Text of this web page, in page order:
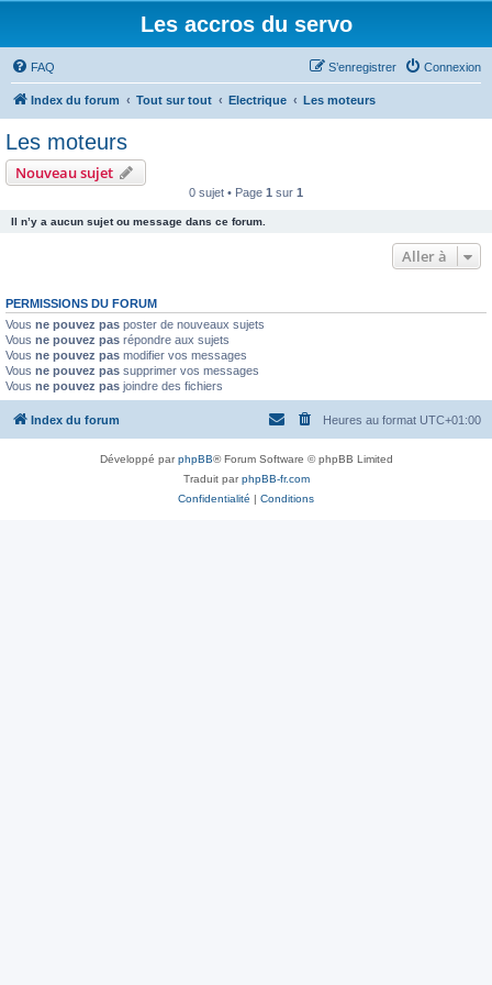
Les accros du servo
FAQ Connexion
S’enregistrer
Index du forum Tout sur tout Electrique Les moteurs
Les moteurs
Nouveau sujet
0 sujet • Page 1 sur 1
Il n’y a aucun sujet ou message dans ce forum.
Aller à
PERMISSIONS DU FORUM
Vous ne pouvez pas poster de nouveaux sujets
Vous ne pouvez pas répondre aux sujets
Vous ne pouvez pas modifier vos messages
Vous ne pouvez pas supprimer vos messages
Vous ne pouvez pas joindre des fichiers
Index du forum Heures au format UTC+01:00
Développé parphpBB® Forum Software © phpBB Limited
Traduit parphpBB-fr.com
Confidentialité | Conditions